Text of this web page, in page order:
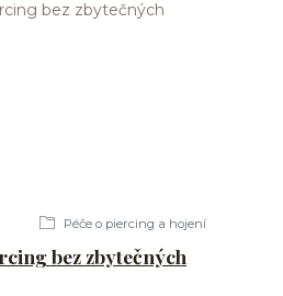
Péče o piercing a hojení
bez zbytečných